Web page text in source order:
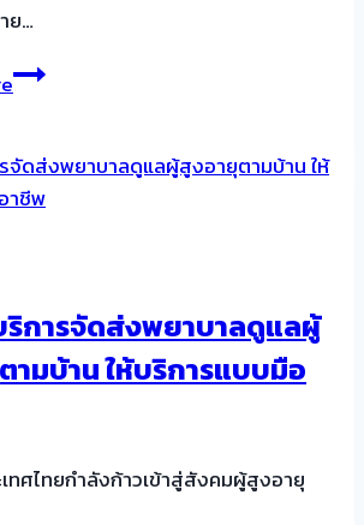
ย…
โครงการ
บ้าน
คน
ชรา
เท่า
ไหร่
อยู่
ริการจัดส่งพยาบาลดูแลผู้
ามบ้าน ให้บริการแบบมือ
ทศไทยกำลังก้าวเข้าสู่สังคมผู้สูงอายุ